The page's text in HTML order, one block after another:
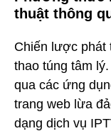
thuật thông
Chiến lược phát
thao túng tâm
qua các ứng
trang web lừa
dạng dịch vụ